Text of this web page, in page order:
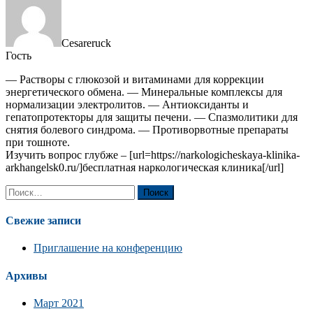
Cesareruck
Гость
— Растворы с глюкозой и витаминами для коррекции
энергетического обмена. — Минеральные комплексы для
нормализации электролитов. — Антиоксиданты и
гепатопротекторы для защиты печени. — Спазмолитики для
снятия болевого синдрома. — Противорвотные препараты
при тошноте.
Изучить вопрос глубже – [url=https://narkologicheskaya-klinika-
arkhangelsk0.ru/]бесплатная наркологическая клиника[/url]
Найти:
Свежие записи
Приглашение на конференцию
Архивы
Март 2021